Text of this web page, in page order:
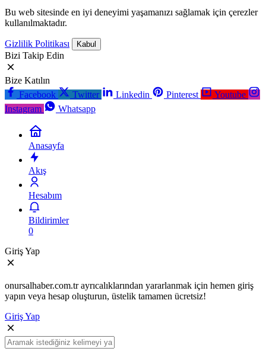
Bu web sitesinde en iyi deneyimi yaşamanızı sağlamak için çerezler
kullanılmaktadır.
Gizlilik Politikası Kabul
Bizi Takip Edin
Bize Katılın
Facebook
Twitter Linkedin Pinterest
Youtube
Instagram
Whatsapp
Anasayfa
Akış
Hesabım
Bildirimler
0
Giriş Yap
onursalhaber.com.tr ayrıcalıklarından yararlanmak için hemen giriş
yapın veya hesap oluşturun, üstelik tamamen ücretsiz!
Giriş Yap